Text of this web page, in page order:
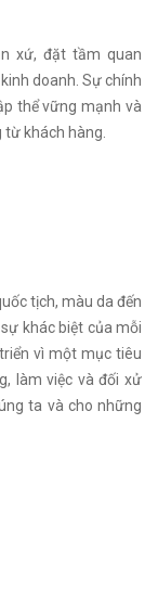
xứ, đặt tầm quan
doanh. Sự chính
thể vững mạnh và
khách hàng.
tịch, màu da đến
khác biệt của mỗi
vì một mục tiêu
làm việc và đối xử
ta và cho những